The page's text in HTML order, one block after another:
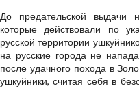
До предательской выдачи
которые действовали по
русской территории
на русские города не
после удачного похода в
ушкуйники, считая себя в